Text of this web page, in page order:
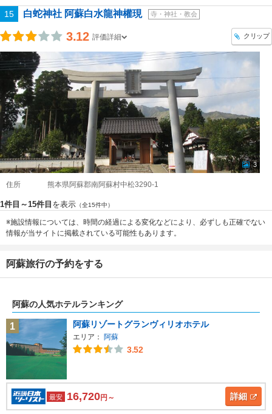
15 白蛇神社 阿蘇白水龍神權現 寺・神社・教会
3.12 評価詳細 クリップ
3
住所 熊本県阿蘇郡南阿蘇村中松3290-1
1件目～15件目 を表示 （全15件中）
※施設情報については、時間の経過による変化などにより、必ずしも正確でない
情報が当サイトに掲載されている可能性もあります。
阿蘇旅行の予約をする
阿蘇の人気ホテルランキング
1 阿蘇リゾートグランヴィリオホテル
エリア： 阿蘇
3.52
最安 16,720円～ 詳細